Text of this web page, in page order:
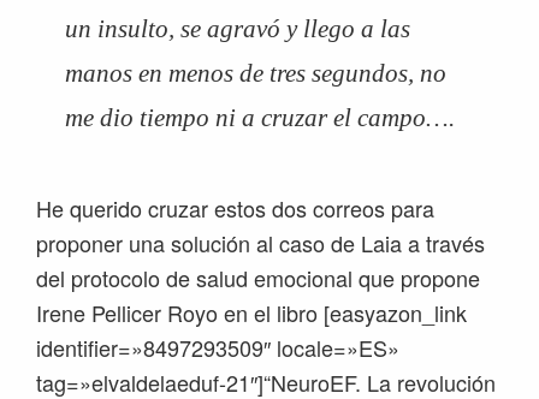
un insulto, se agravó y llego a las
manos en menos de tres segundos, no
me dio tiempo ni a cruzar el campo….
He querido cruzar estos dos correos para
proponer una solución al caso de Laia a través
del protocolo de salud emocional que propone
Irene Pellicer Royo en el libro [easyazon_link
identifier=»8497293509″ locale=»ES»
tag=»elvaldelaeduf-21″]“NeuroEF. La revolución